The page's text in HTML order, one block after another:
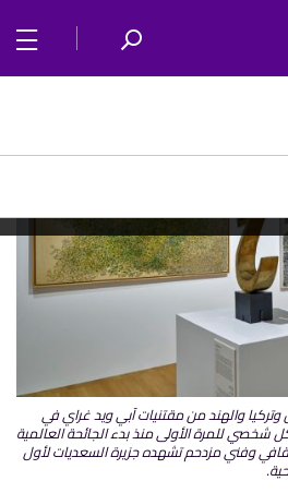
والهند من مقتنيات آبي ويد غراي في
شخصي للمرة الأولى منذ بدء الجائحة العالمية
وفني مزدحم تشهده جزيرة السعديات لأول